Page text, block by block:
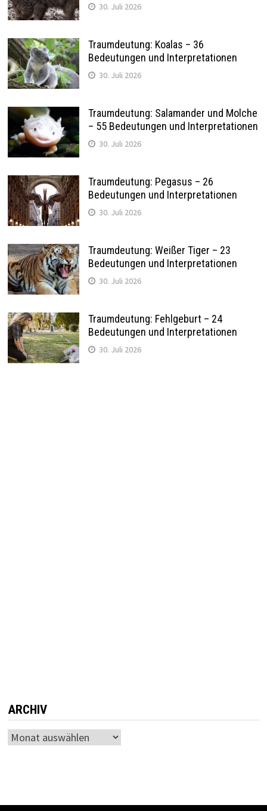
30. Juli 2026
Traumdeutung: Koalas – 36
Bedeutungen und Interpretationen
30. Juli 2026
Traumdeutung: Salamander und Molche
– 55 Bedeutungen und Interpretationen
30. Juli 2026
Traumdeutung: Pegasus – 26
Bedeutungen und Interpretationen
30. Juli 2026
Traumdeutung: Weißer Tiger – 23
Bedeutungen und Interpretationen
30. Juli 2026
Traumdeutung: Fehlgeburt – 24
Bedeutungen und Interpretationen
30. Juli 2026
ARCHIV
Archiv